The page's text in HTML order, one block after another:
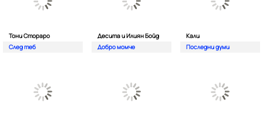
Тони Стораро
След теб
Десита и Илиян Бойд
Добро момче
Кали
Последни думи